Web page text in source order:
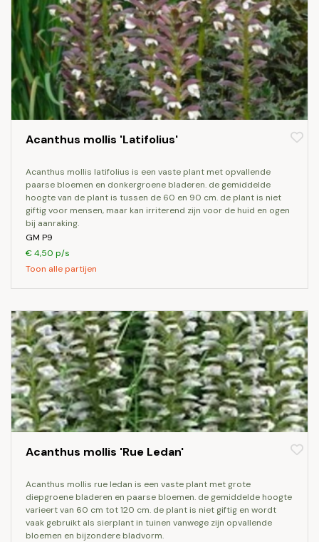
Acanthus mollis 'Latifolius'
acanthus mollis latifolius is een vaste plant met opvallende
paarse bloemen en donkergroene bladeren. de gemiddelde
hoogte van de plant is tussen de 60 en 90 cm. de plant is niet
giftig voor mensen, maar kan irriterend zijn voor de huid en ogen
bij aanraking.
GM P9
€ 4,50 p/s
Toon alle partijen
Acanthus mollis 'Rue Ledan'
acanthus mollis rue ledan is een vaste plant met grote
diepgroene bladeren en paarse bloemen. de gemiddelde hoogte
varieert van 60 cm tot 120 cm. de plant is niet giftig en wordt
vaak gebruikt als sierplant in tuinen vanwege zijn opvallende
bloemen en bijzondere bladvorm.